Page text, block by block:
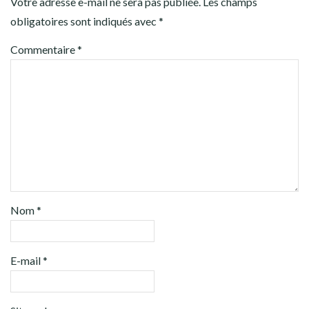
obligatoires sont indiqués avec *
Commentaire*
Nom*
E-mail*